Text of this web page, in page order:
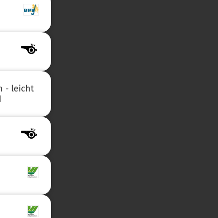
- leicht